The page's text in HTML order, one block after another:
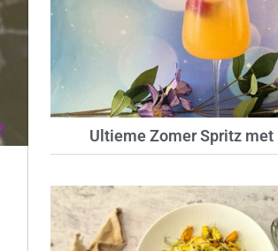
Ultieme Zomer Spritz